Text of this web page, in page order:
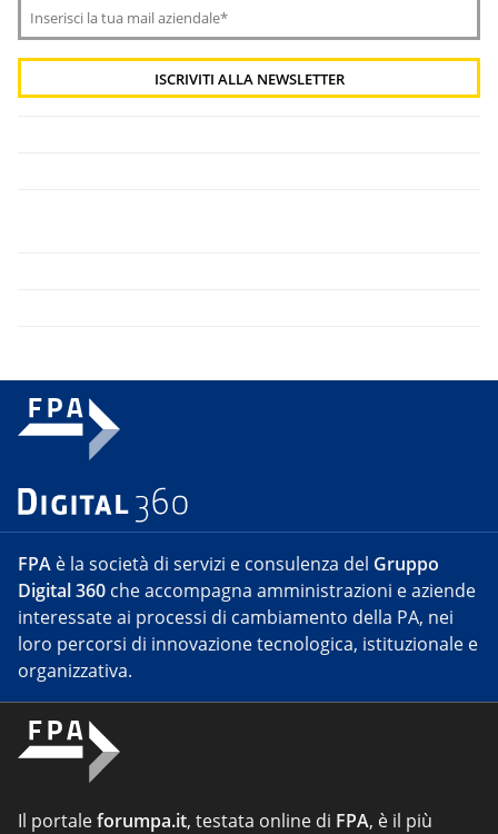
FPA è la società di servizi e consulenza del Gruppo
Digital 360 che accompagna amministrazioni e aziende
interessate ai processi di cambiamento della PA, nei
loro percorsi di innovazione tecnologica, istituzionale e
organizzativa.
Il portaleforumpa.it, testata online di FPA, è il più